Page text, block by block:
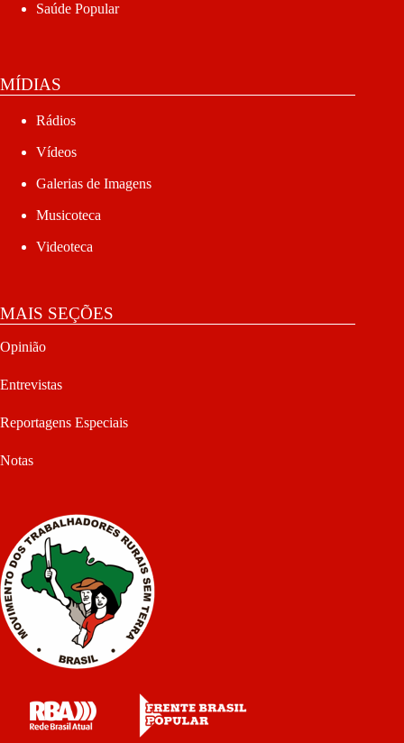
Saúde Popular
MÍDIAS
Rádios
Vídeos
Galerias de Imagens
Musicoteca
Videoteca
MAIS SEÇÕES
Opinião
Entrevistas
Reportagens Especiais
Notas